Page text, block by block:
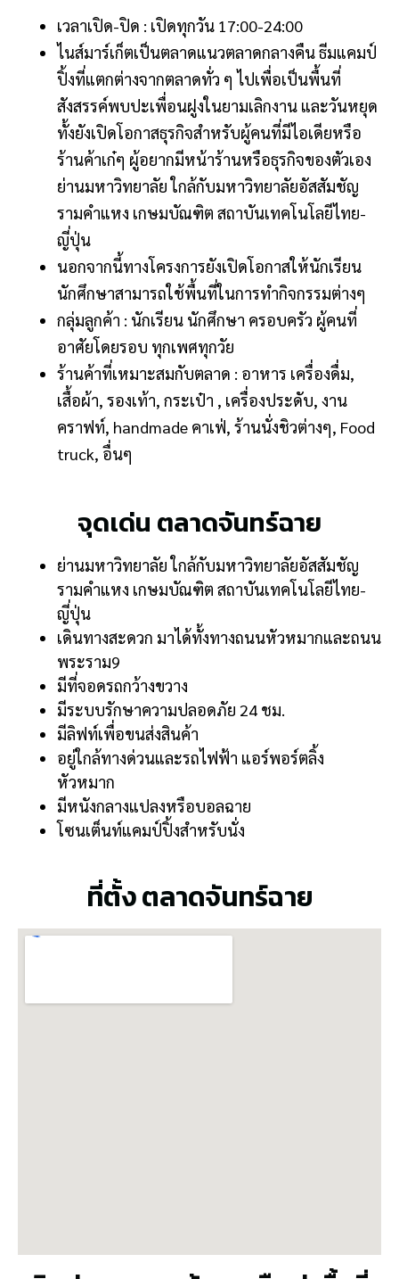
เวลาเปิด-ปิด : เปิดทุกวัน 17:00-24:00
ไนส์มาร์เก็ตเป็นตลาดแนวตลาดกลางคืน ธีมแคมป์
ปิ้งที่แตกต่างจากตลาดทั่ว ๆ ไปเพื่อเป็นพื้นที่
สังสรรค์พบปะเพื่อนฝูงในยามเลิกงาน และวันหยุด
ทั้งยังเปิดโอกาสธุรกิจสำหรับผู้คนที่มีไอเดียหรือ
ร้านค้าเก๋ๆ ผู้อยากมีหน้าร้านหรือธุรกิจของตัวเอง
ย่านมหาวิทยาลัย ใกล้กับมหาวิทยาลัยอัสสัมชัญ
รามคำแหง เกษมบัณฑิต สถาบันเทคโนโลยีไทย-
ญี่ปุ่น
นอกจากนี้ทางโครงการยังเปิดโอกาสให้นักเรียน
นักศึกษาสามารถใช้พื้นที่ในการทำกิจกรรมต่างๆ
กลุ่มลูกค้า : นักเรียน นักศึกษา ครอบครัว ผู้คนที่
อาศัยโดยรอบ ทุกเพศทุกวัย
ร้านค้าที่เหมาะสมกับตลาด : อาหาร เครื่องดื่ม,
เสื้อผ้า, รองเท้า, กระเป๋า , เครื่องประดับ, งาน
คราฟท์, handmade คาเฟ่, ร้านนั่งชิวต่างๆ, Food
truck, อื่นๆ
จุดเด่น ตลาดจันทร์ฉาย
ย่านมหาวิทยาลัย ใกล้กับมหาวิทยาลัยอัสสัมชัญ
รามคำแหง เกษมบัณฑิต สถาบันเทคโนโลยีไทย-
ญี่ปุ่น
เดินทางสะดวก มาได้ทั้งทางถนนหัวหมากและถนน
พระราม9
มีที่จอดรถกว้างขวาง
มีระบบรักษาความปลอดภัย 24 ชม.
มีลิฟท์เพื่อขนส่งสินค้า
อยู่ใกล้ทางด่วนและรถไฟฟ้า แอร์พอร์ตลิ้ง
หัวหมาก
มีหนังกลางแปลงหรือบอลฉาย
โซนเต็นท์แคมป์ปิ้งสำหรับนั่ง
ที่ตั้ง ตลาดจันทร์ฉาย